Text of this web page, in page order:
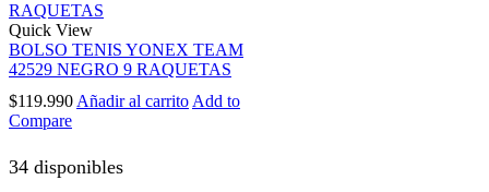
Quick View
BOLSO TENIS YONEX TEAM
42529 NEGRO 9 RAQUETAS
$119.990 Añadir al carrito Add to
Compare
34 disponibles